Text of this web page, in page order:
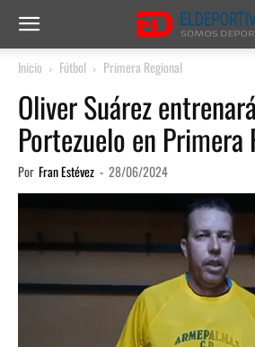
Inicio Fútbol Primera Regional
Oliver Suárez
Portezuelo en Primera
Por Fran Estévez - 28/06/2024